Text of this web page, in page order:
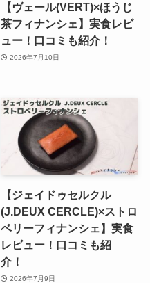
【ヴェール(VERT)×ほうじ
茶フィナンシェ】実食レビ
ュー！口コミも紹介！
2026年7月10日
【ジェイドゥセルクル
(J.DEUX CERCLE)×ストロ
ベリーフィナンシェ】実食
レビュー！口コミも紹
介！
2026年7月9日